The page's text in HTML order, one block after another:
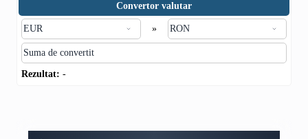
Convertor valutar
»
Rezultat: -